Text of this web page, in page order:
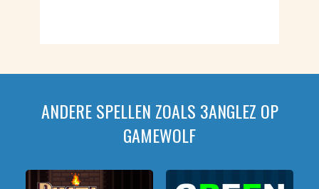
ANDERE SPELLEN ZOALS 3ANGLEZ OP
GAMEWOLF